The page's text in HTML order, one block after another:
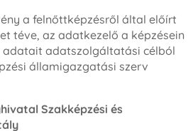
a felnőttképzésről által előírt
téve, az adatkezelő a képzésein
adatait adatszolgáltatási célból
államigazgatási szerv
Szakképzési és